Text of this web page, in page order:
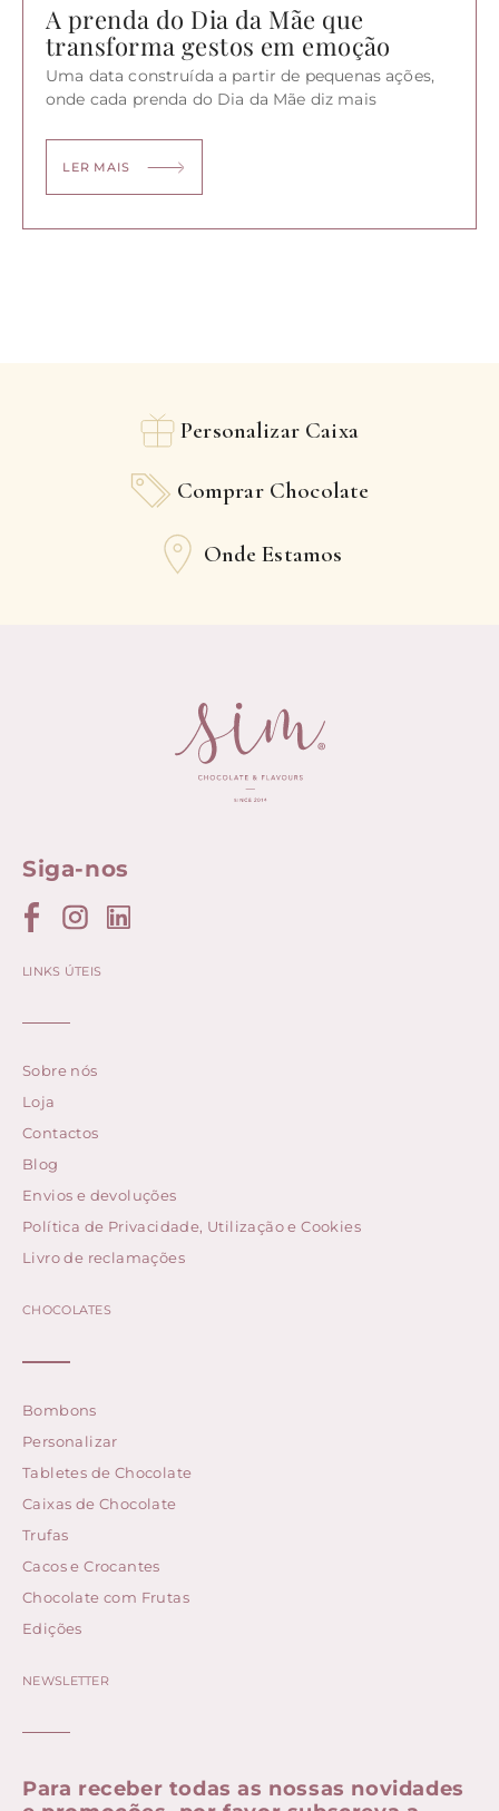
A prenda do Dia da Mãe que
transforma gestos em emoção
Uma data construída a partir de pequenas ações,
onde cada prenda do Dia da Mãe diz mais
LER MAIS
Personalizar Caixa
Comprar Chocolate
Onde Estamos
Siga-nos
LINKS ÚTEIS
Sobre nós
Loja
Contactos
Blog
Envios e devoluções
Política de Privacidade, Utilização e Cookies
Livro de reclamações
CHOCOLATES
Bombons
Personalizar
Tabletes de Chocolate
Caixas de Chocolate
Trufas
Cacos e Crocantes
Chocolate com Frutas
Edições
NEWSLETTER
Para receber todas as nossas novidades